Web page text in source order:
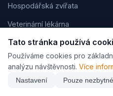
Hospodářská zvířata
Veterinární lékárna
ATLASY ZVÍŘAT
Atlas plemen psů
Tato stránka používá
Používáme cookies pro
analýzu návštěvnosti. Více
Nastavení Pouze nezbytné